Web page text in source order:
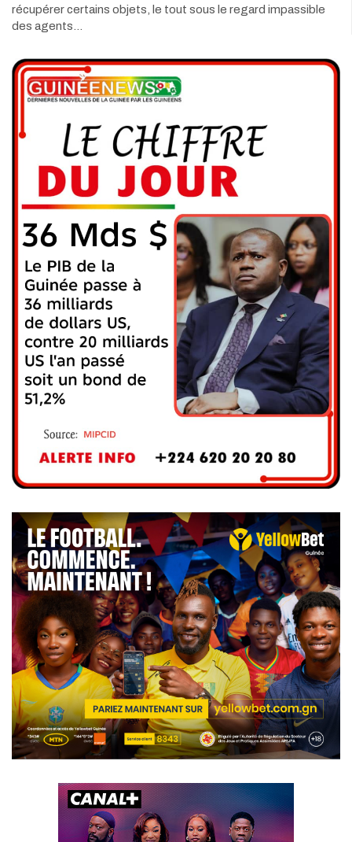
récupérer certains objets, le tout sous le regard impassible
des agents…